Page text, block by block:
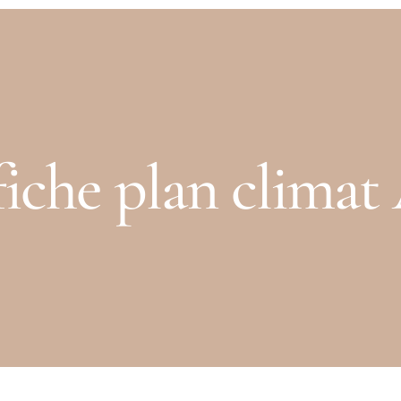
plan climat